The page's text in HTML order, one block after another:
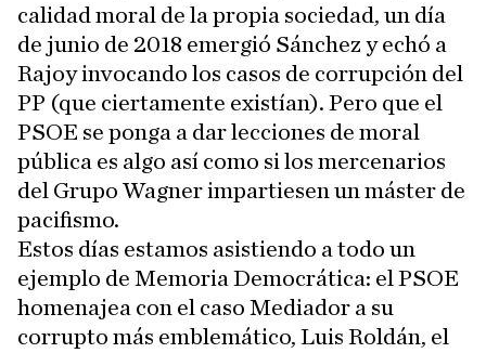
calidad moral de la propia sociedad, un día
de junio de 2018 emergió Sánchez y echó a
Rajoy invocando los casos de corrupción del
PP (que ciertamente existían). Pero que el
PSOE se ponga a dar lecciones de moral
pública es algo así como si los mercenarios
del Grupo Wagner impartiesen un máster de
pacifismo.
Estos días estamos asistiendo a todo un
ejemplo de Memoria Democrática: el PSOE
homenajea con el caso Mediador a su
corrupto más emblemático, Luis Roldán, el